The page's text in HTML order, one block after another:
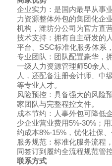
企业实力：是国内最早从事
力资源整体外包的集团化企
机构，潍坊分公司为官方直
技术支持：拥有自主研发的
平台、SSC标准化服务体系
专业团队：团队配置豪华，
一级人力资源管理师50余人
人，还配备注册会计师、中
等专业人才。
风险预控：具备强大的风险
家团队与完整程控文件。
成本节约：人事外包可降低
少企业营业费用5%-30%；
约成本8%-15%，优化社保、
服务规范：标准化服务流程
同签订到履约全流程规范管控
联系方式